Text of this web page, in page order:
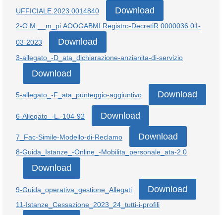
UFFICIALE.2023.0014840 Download
2-O.M.__m_pi.AOOGABMI.Registro-DecretiR.0000036.01-
03-2023 Download
3-allegato_-D_ata_dichiarazione-anzianita-di-servizio
Download
5-allegato_-F_ata_punteggio-aggiuntivo Download
6-Allegato_-L.-104-92 Download
7_Fac-Simile-Modello-di-Reclamo Download
8-Guida_Istanze_-Online_-Mobilita_personale_ata-2.0
Download
9-Guida_operativa_gestione_Allegati Download
11-Istanze_Cessazione_2023_24_tutti-i-profili